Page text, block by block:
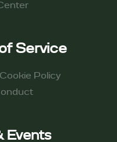
Service​
Policy
Events